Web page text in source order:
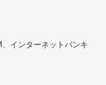
インターネットバンキ